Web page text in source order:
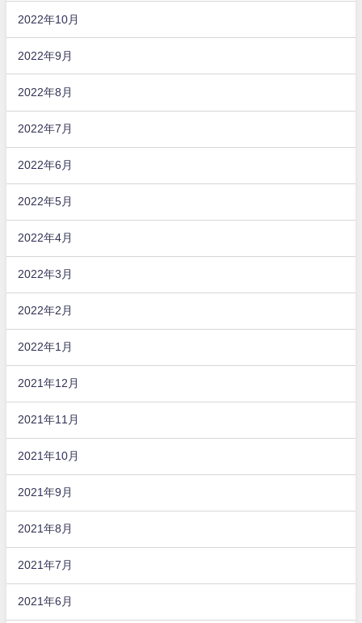
2022年10月
2022年9月
2022年8月
2022年7月
2022年6月
2022年5月
2022年4月
2022年3月
2022年2月
2022年1月
2021年12月
2021年11月
2021年10月
2021年9月
2021年8月
2021年7月
2021年6月